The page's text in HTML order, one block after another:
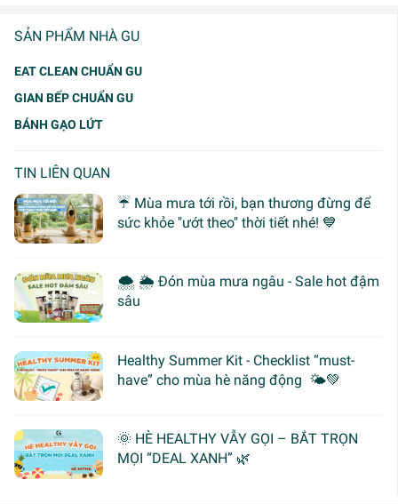
SẢN PHẨM NHÀ GU
EAT CLEAN CHUẨN GU
GIAN BẾP CHUẨN GU
BÁNH GẠO LỨT
TIN LIÊN QUAN
☔ Mùa mưa tới rồi, bạn thương đừng để
sức khỏe "ướt theo" thời tiết nhé! 💙
🌨 🌦 Đón mùa mưa ngâu - Sale hot đậm
sâu
Healthy Summer Kit - Checklist “must-
have” cho mùa hè năng động 🌤️💚
🌞 HÈ HEALTHY VẪY GỌI – BẮT TRỌN
MỌI “DEAL XANH” 🌿